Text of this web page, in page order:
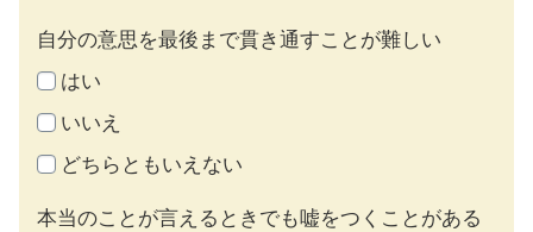
自分の意思を最後まで貫き通すことが難しい
はい
いいえ
どちらともいえない
本当のことが言えるときでも嘘をつくことがある